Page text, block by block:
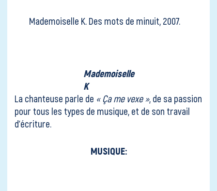
Mademoiselle K. Des mots de minuit, 2007.
Mademoiselle
K
La chanteuse parle de « Ça me vexe », de sa passion
pour tous les types de musique, et de son travail
d’écriture.
MUSIQUE: